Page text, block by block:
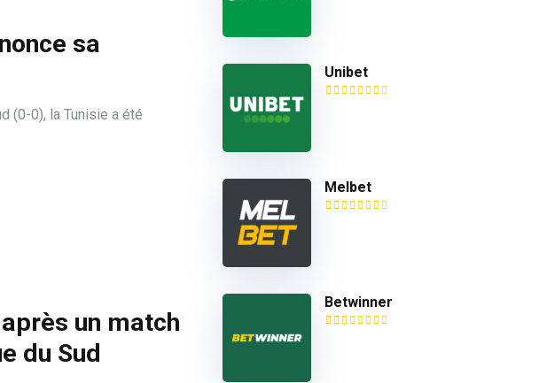
sa
(0-0), la Tunisie a été
un match
du Sud
Unibet
Melbet
Betwinner